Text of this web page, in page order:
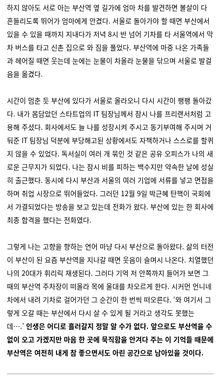
하지 않아도 서로 아는 부산역 옆 길가에 엄마 차를 발견하면 볼살이 다
흔들리도록 뛰어가 엄마에게 안겼다. 서울로 돌아가야 할 때면 부산에서
있을 수 있을 때까지 지내다가 저녁 8시 반 넘어 기차를 타 서울역에서 막
차 버스를 타고 신촌 집으로 와 짐을 풀었다. 부산역에 마중 나온 가족들
과 헤어질 때면 웃는데 눈에는 눈물이 차올라 눈물을 닦으며 서울로 발걸
음을 옮겼다.
시간이 멈춘 듯 부산에 있다가 서울로 올라오니 다시 시간이 팽팽 돌아갔
다. 내가 몸담았던 스타트업의 IT 팀장님께서 잠시 나를 프리랜서처럼 고
용해 주셨다. 회사에서도 늘 나를 성장시켜 주시고 동기부여해 주시며 거
둬준 IT 팀장님 덕분에 부당해고된 상황에서도 자책하거나 스스로를 할퀴
지 않을 수 있었다. 독서실이 여러 개 묶인 것 같은 공유 오피스가 나의 새
로운 근무지가 되었다. 나는 잠시 비를 피하는 백수지만 약속한 날에 성실
히 출근했다. 동시에 다시 부산과 서울의 여러 기업에 서류를 넣고 면접을
하며 취업 시장으로 뛰어들었다. 그러던 12월 9일 박근혜 탄핵이 국회에
서 가결되었다는 방송을 보고 있는데 전화가 왔다. 부산에 있는 한 회사에
최종 합격을 했다는 전화였다.
그렇게 나는 고향을 향하는 연어 마냥 다시 부산으로 돌아왔다. 삶의 터전
이 부산이 된 요즘 부산역을 지나갈 때면 웃음이 슬며시 나온다. 치열했던
나의 20대가 휘리릭 재생된다. 그러다 기억 저 안쪽까지 들어가 보면 그
때의 부산역 주차장이 떠올라 목에 울대를 차오르게 한다. 시커먼 언니네
차에서 내려 기차로 걸어가던 그 순간이 한 번씩 떠오른다. ‘와 여기서 그
렇게 오갈 때는 부산에서 다시 살 수 있게 될 거라고 생각도 못했는
데….’ 인생은 어디로 흘러갈지 정말 알 수가 없다. 앞으로도 부산역을 수
없이 오고 가겠지만 마음 한 곳에 묵직함을 안겨다 주는 이 기억들 때문에
부산역은 여전히 내게 참 좋으면서도 아린 공간으로 남아있을 것이다.